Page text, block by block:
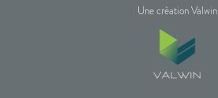
Une création Valwin